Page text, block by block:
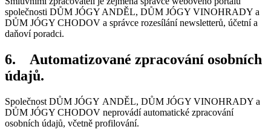
společnosti DŮM JÓGY ANDĚL, DŮM JÓGY VINOHRADY a
DŮM JÓGY CHODOV a správce rozesílání newsletterů, účetní a
daňoví poradci.
6. Automatizované zpracování osobních
údajů.
Společnost DŮM JÓGY ANDĚL, DŮM JÓGY VINOHRADY a
DŮM JÓGY CHODOV neprovádí automatické zpracování
osobních údajů, včetně profilování.